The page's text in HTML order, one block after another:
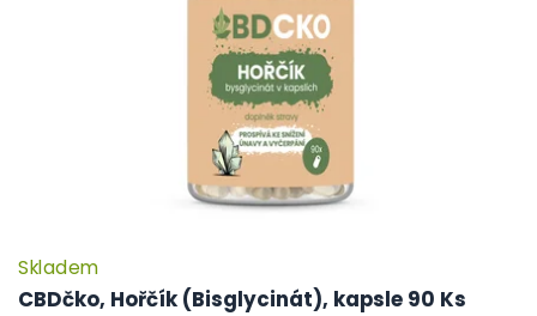
CBDčko, Hořčík (Bisglycinát), kapsle 90 Ks
Skladem